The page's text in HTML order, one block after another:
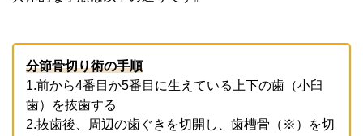
分節骨切り術の手順
1.前から4番目か5番目に生えている上下の歯（小臼
歯）を抜歯する
2.抜歯後、周辺の歯ぐきを切開し、歯槽骨（※）を切